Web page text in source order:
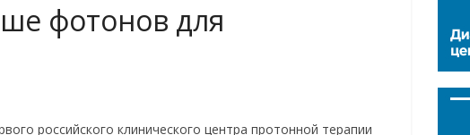
фотонов для
российского клинического центра протонной терапии